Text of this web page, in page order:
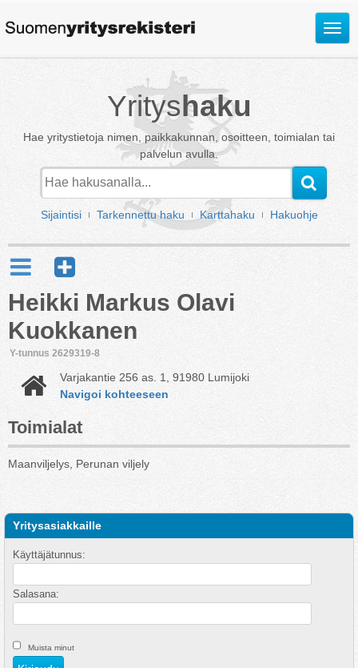
Avaa
Yrityshaku
Hae yritystietoja nimen, paikkakunnan, osoitteen, toimialan tai
palvelun avulla.
Sijaintisi Tarkennettu haku Karttahaku Hakuohje
Heikki Markus Olavi
Kuokkanen
Y-tunnus 2629319-8
Varjakantie 256 as. 1, 91980 Lumijoki
Navigoi kohteeseen
Toimialat
Maanviljelys, Perunan viljely
Yritysasiakkaille
Käyttäjätunnus:
Salasana:
Muista minut